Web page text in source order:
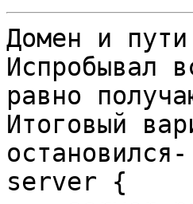
Домен и
Испробывал
равно
Итоговый
остановился-
server {